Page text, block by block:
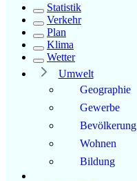
Statistik
Verkehr
Plan
Klima
Wetter
Umwelt
Geographie
Gewerbe
Bevölkerung
Wohnen
Bildung